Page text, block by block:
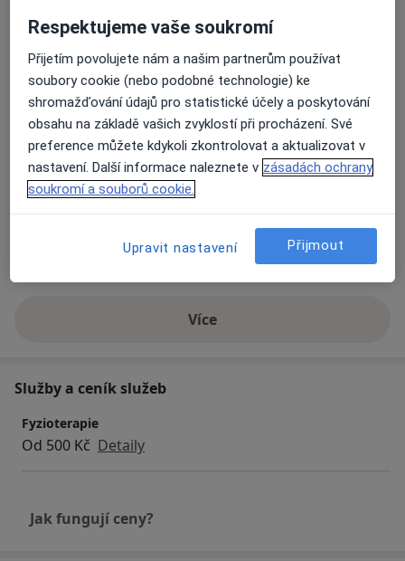
Odborník na:
Fyzioterapie
Hlavní léčená onemocnění
Bolesti šlach
Bolesti kloubů
Onemocnění páteře
Sportovní úrazy Skolióza
+15a11y_sr_more_diseases
Víceo zkušenostech
Služby a ceník služeb
Fyzioterapie
Od 500 Kč Detaily
Jak fungují ceny?
Respektujeme vaše soukromí
Přijetím povolujete nám a našim partnerům používat
soubory cookie (nebo podobné technologie) ke
shromažďování údajů pro statistické účely a poskytování
obsahu na základě vašich zvyklostí při procházení. Své
preference můžete kdykoli zkontrolovat a aktualizovat v
nastavení. Další informace naleznete v zásadách ochrany
soukromí a souborů cookie.
Upravit nastavení Přijmout